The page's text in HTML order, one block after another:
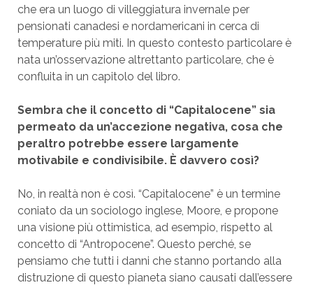
che era un luogo di villeggiatura invernale per
pensionati canadesi e nordamericani in cerca di
temperature più miti. In questo contesto particolare è
nata un’osservazione altrettanto particolare, che è
confluita in un capitolo del libro.
Sembra che il concetto di “Capitalocene” sia
permeato da un’accezione negativa, cosa che
peraltro potrebbe essere largamente
motivabile e condivisibile. È davvero così?
No, in realtà non è così. “Capitalocene” è un termine
coniato da un sociologo inglese, Moore, e propone
una visione più ottimistica, ad esempio, rispetto al
concetto di “Antropocene”. Questo perché, se
pensiamo che tutti i danni che stanno portando alla
distruzione di questo pianeta siano causati dall’essere